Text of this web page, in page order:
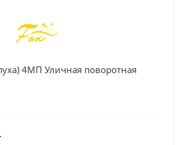
4МП Уличная поворотная